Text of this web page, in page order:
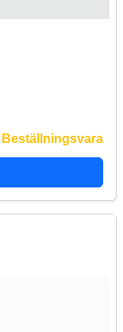
Beställningsvara